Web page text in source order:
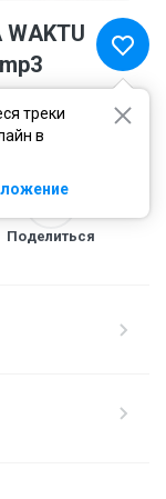
треки
в
WAKTU
Поделиться